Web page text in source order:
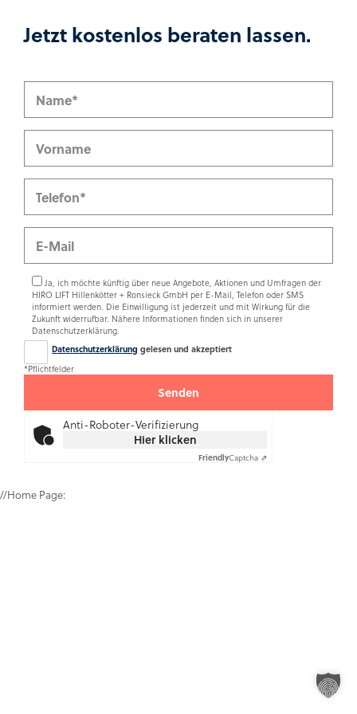
Jetzt kostenlos beraten lassen.
Name*
Vorname
Telefon*
E-Mail
Ja, ich möchte künftig über neue Angebote, Aktionen und Umfragen der
HIRO LIFT Hillenkötter + Ronsieck GmbH per E-Mail, Telefon oder SMS
informiert werden. Die Einwilligung ist jederzeit und mit Wirkung für die
Zukunft widerrufbar. Nähere Informationen finden sich in unserer
Datenschutzerklärung.
Datenschutzerklärung gelesen und akzeptiert
*Pflichtfelder
Anti-Roboter-Verifizierung
Hier klicken
FriendlyCaptcha ⇗
//Home Page: